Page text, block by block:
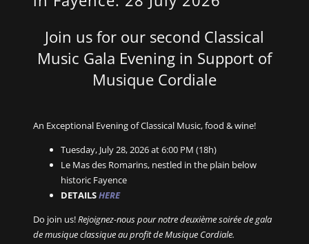
Join us for our second Classical
Music Gala Evening in Support of
Musique Cordiale
An Exceptional Evening of Classical Music, food & wine!
Tuesday, July 28, 2026 at 6:00 PM (18h)
Le Mas des Romarins, nestled in the plain below
historic Fayence
DETAILSHERE
Do join us!Rejoignez-nous pour notre deuxième soirée de gala
de musique classique au profit de Musique Cordiale.